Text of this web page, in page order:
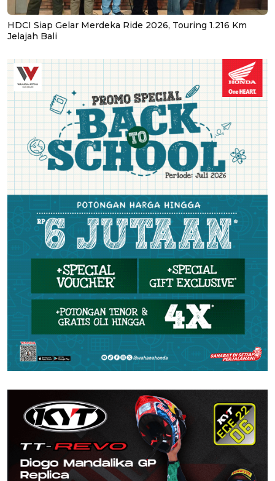
HDCI Siap Gelar Merdeka Ride 2026, Touring 1.216 Km
Jelajah Bali